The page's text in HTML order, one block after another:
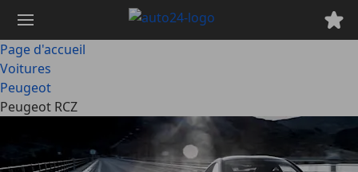
contenu
principal
Page d'accueil
Voitures
Peugeot
Peugeot RCZ